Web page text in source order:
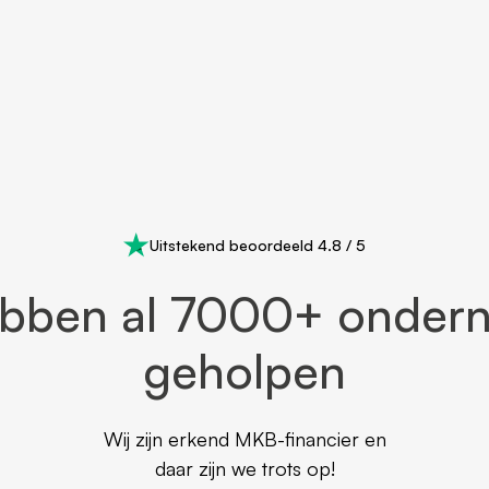
Uitstekend beoordeeld 4.8 / 5
al 7000+
geholpen
Wij zijn erkend MKB-financier en
daar zijn we trots op!